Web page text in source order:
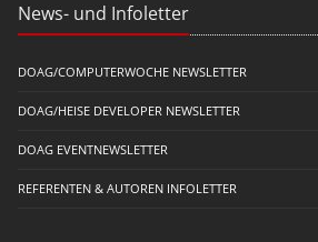
News- und Infoletter
DOAG/COMPUTERWOCHE NEWSLETTER
DOAG/HEISE DEVELOPER NEWSLETTER
DOAG EVENTNEWSLETTER
REFERENTEN & AUTOREN INFOLETTER